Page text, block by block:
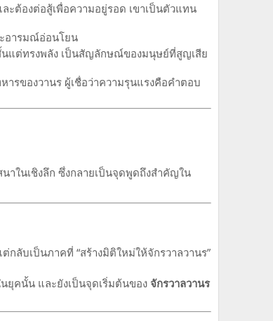
ะต้องต่อสู้เพื่อความอยู่รอด เขาเป็นตัวแทน
อารมณ์อ่อนโยน
แต่ทรงพลัง เป็นสัญลักษณ์ของมนุษย์ที่สูญเสีย
รของวานร ผู้เชื่อว่าความรุนแรงคือคำตอบ
าในเชิงลึก ซึ่งกลายเป็นจุดพูดถึงสำคัญใน
กลับเป็นภาคที่ “สร้างมิติใหม่ให้จักรวาลวานร”
ยุคนั้น และยังเป็นจุดเริ่มต้นของ จักรวาลวานร